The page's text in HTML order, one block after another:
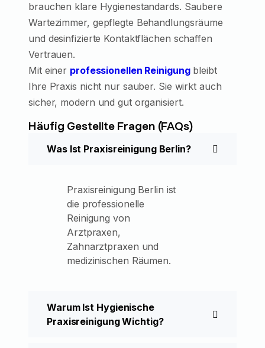
brauchen klare Hygienestandards. Saubere
Wartezimmer, gepflegte Behandlungsräume
und desinfizierte Kontaktflächen schaffen
Vertrauen.
Mit einer professionellen Reinigungbleibt
Ihre Praxis nicht nur sauber. Sie wirkt auch
sicher, modern und gut organisiert.
Häufig Gestellte Fragen (FAQs)
Was Ist Praxisreinigung Berlin?
Praxisreinigung Berlin ist
die professionelle
Reinigung von
Arztpraxen,
Zahnarztpraxen und
medizinischen Räumen.
Warum Ist Hygienische
Praxisreinigung Wichtig?